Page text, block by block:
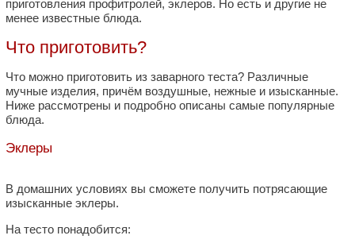
приготовления профитролей, эклеров. Но есть и другие не
менее известные блюда.
Что приготовить?
Что можно приготовить из заварного теста? Различные
мучные изделия, причём воздушные, нежные и изысканные.
Ниже рассмотрены и подробно описаны самые популярные
блюда.
Эклеры
В домашних условиях вы сможете получить потрясающие
изысканные эклеры.
На тесто понадобится: